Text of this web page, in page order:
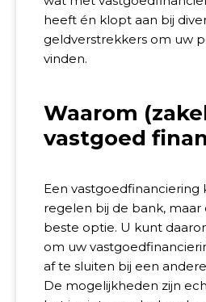
heeft én klopt aan bij
geldverstrekkers om uw
vinden.
Waarom
vastgoed
Een vastgoedfinanciering
regelen bij de bank, maar
beste optie. U kunt
om uw
af te sluiten bij een
De mogelijkheden zijn